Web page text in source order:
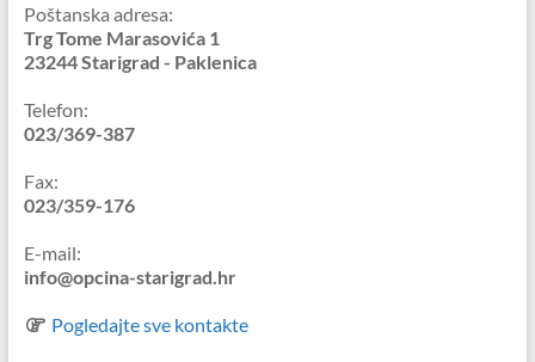
Poštanska adresa:
Trg Tome Marasovića 1
23244 Starigrad - Paklenica
Telefon:
023/369-387
Fax:
023/359-176
E-mail:
info@opcina-starigrad.hr
Pogledajte sve kontakte